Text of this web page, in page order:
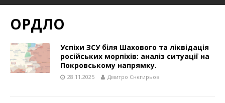
ОРДЛО
Успіхи ЗСУ біля Шахового та ліквідація
російських морпіхів: аналіз ситуації на
Покровському напрямку.
28.11.2025 Дмитро Снєгирьов